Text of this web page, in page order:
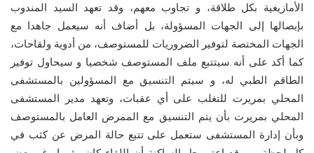
الأمازيغية بكل طلاقة، و تجاوب معهم، وقد تعهد السيد المندوب
بإيصالها إلى الجهات المسؤولة، بل أضاف أنه سيعمل جاهدا مع
الجهات المختصة لتوفير الضروريات للمستوصف، من أدوية ولقاحات،
كما أكد على أنه سيتتبع ملف المستوصف شخصيا و سيحاول توفير
الطاقم الطبي له، و سيتم التنسيق مع المسؤولين بالمستشفى
المحلي بمريرت للتغلب على أي عقبات، وتعهد مدير المستشفى
المحلي بمريرت بأن يتم التنسيق مع الممرض العامل بالمستوصف
وبأن إدارة المستشفى ستعمل على تتبع حالة المرض عن كثب في